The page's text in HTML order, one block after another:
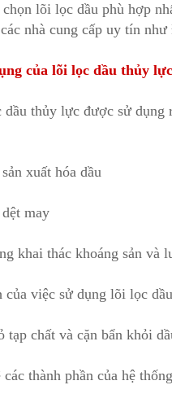
lõi lọc dầu phù hợp
nhà cung cấp uy tín
của lõi lọc dầu thủy lực
thủy lực được sử dụng
xuất hóa dầu
may
khai thác khoáng sản và
việc sử dụng lõi lọc
tạp chất và cặn bẩn khỏi
các thành phần của hệ